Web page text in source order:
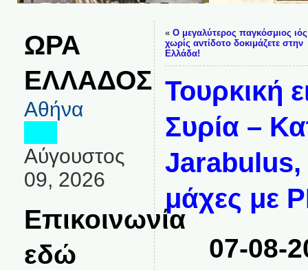
ΩΡΑ
ΕΛΛΑΔΟΣ
Αθήνα
Αύγουστος
09, 2026
Επικοινωνία
εδώ
« Ο μεγαλύτερος παγκόσμιος ιός
χωρίς αντίδοτο δοκιμάζετε στην
Ελλάδα!
Τουρκική
Συρία –
Jarabulus,
μάχες με
07-08-